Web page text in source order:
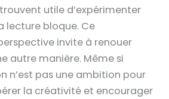
utile d’expérimenter
lecture bloque. Ce
invite à renouer
autre manière. Même si
n’est pas une ambition pour
la créativité et encourager